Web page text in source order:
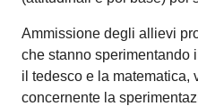
Ammissione degli allievi
che stanno sperimentando
il tedesco e la matematica,
concernente la